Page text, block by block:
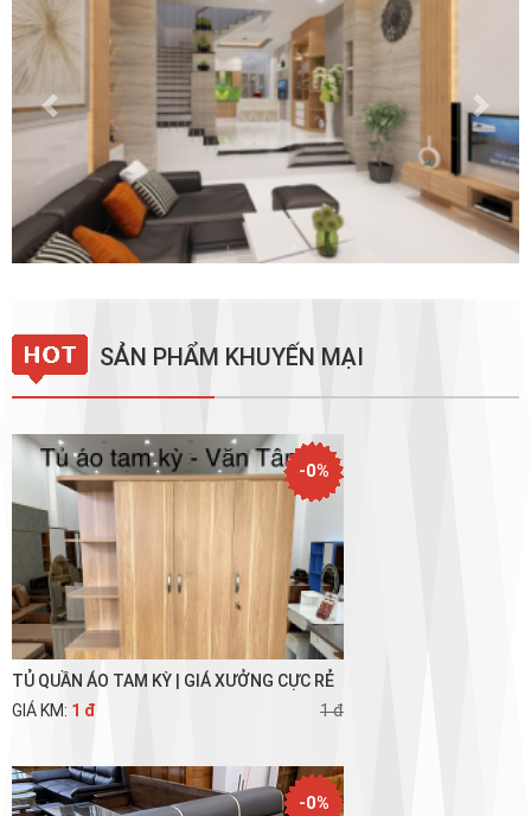
Previous Next
SẢN PHẨM KHUYẾN MẠI
TỦ QUẦN ÁO TAM KỲ | GIÁ XƯỞNG CỰC RẺ
GIÁ KM: 1 đ 1 đ
-0%
-0%